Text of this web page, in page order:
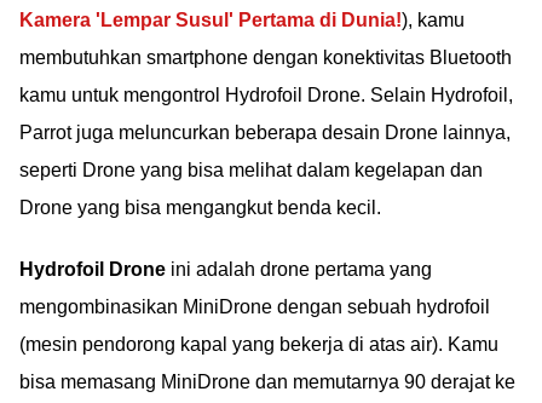
Kamera 'Lempar Susul' Pertama di Dunia!), kamu
membutuhkan smartphone dengan konektivitas Bluetooth
kamu untuk mengontrol Hydrofoil Drone. Selain Hydrofoil,
Parrot juga meluncurkan beberapa desain Drone lainnya,
seperti Drone yang bisa melihat dalam kegelapan dan
Drone yang bisa mengangkut benda kecil.
Hydrofoil Drone ini adalah drone pertama yang
mengombinasikan MiniDrone dengan sebuah hydrofoil
(mesin pendorong kapal yang bekerja di atas air). Kamu
bisa memasang MiniDrone dan memutarnya 90 derajat ke